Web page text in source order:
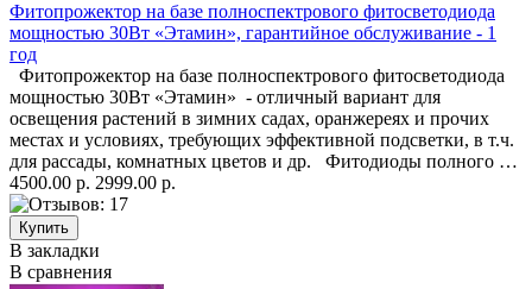
Фитопрожектор на базе полноспектрового фитосветодиода
мощностью 30Вт «Этамин», гарантийное обслуживание - 1
год
Фитопрожектор на базе полноспектрового фитосветодиода
мощностью 30Вт «Этамин» - отличный вариант для
освещения растений в зимних садах, оранжереях и прочих
местах и условиях, требующих эффективной подсветки, в т.ч.
для рассады, комнатных цветов и др. Фитодиоды полного …
4500.00 р. 2999.00 р.
В закладки
В сравнения